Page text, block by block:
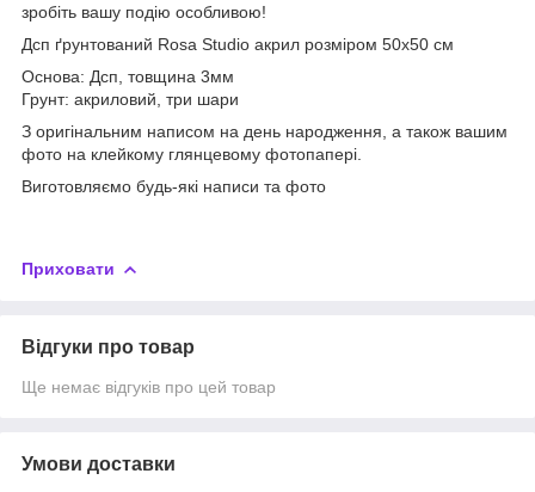
зробіть вашу подію особливою!
Дсп ґрунтований Rosa Studio акрил розміром 50х50 см
Основа: Дсп, товщина 3мм
Грунт: акриловий, три шари
З оригінальним написом на день народження, а також вашим
фото на клейкому глянцевому фотопапері.
Виготовляємо будь-які написи та фото
Приховати
Відгуки про товар
Ще немає відгуків про цей товар
Умови доставки